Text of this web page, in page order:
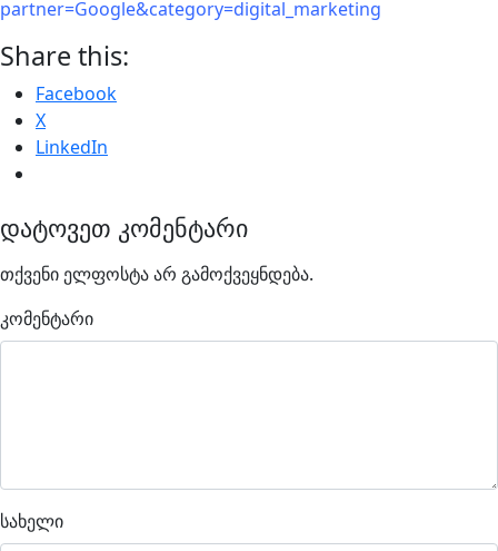
partner=Google&category=digital_marketing
Share this:
Facebook
X
LinkedIn
დატოვეთ კომენტარი
თქვენი ელფოსტა არ გამოქვეყნდება.
კომენტარი
სახელი